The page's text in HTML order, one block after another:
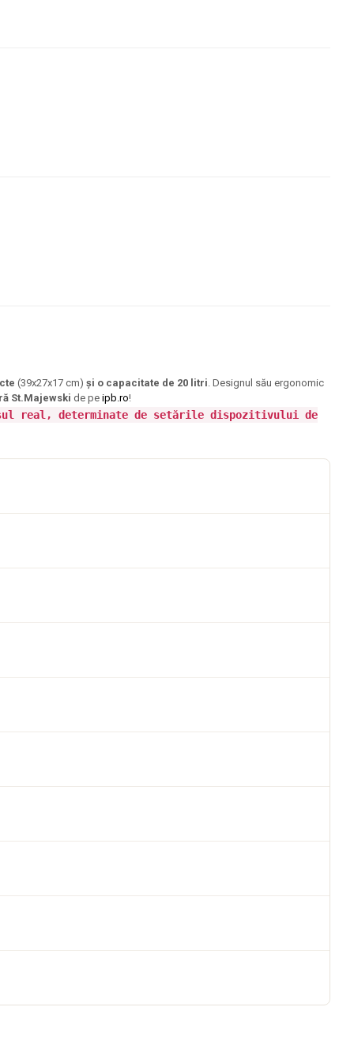
(39x27x17 cm) și o capacitate de 20 litri. Designul său ergonomic
St.Majewski de pe ipb.ro!
real, determinate de setările dispozitivului de